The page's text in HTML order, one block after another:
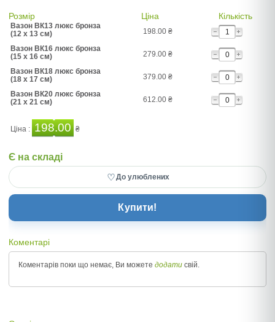
Розмір Ціна Кількість
Вазон ВК13 люкс бронза
(12 x 13 см)
198.00 ₴
Вазон ВК16 люкс бронза
(15 x 16 см)
279.00 ₴
Вазон ВК18 люкс бронза
(18 x 17 см)
379.00 ₴
Вазон ВК20 люкс бронза
(21 x 21 см)
612.00 ₴
Ціна : 198.00 ₴
Є на складі
♡До улюблених
Купити!
Коментарі
Коментарів поки що немає, Ви можете додати свій.